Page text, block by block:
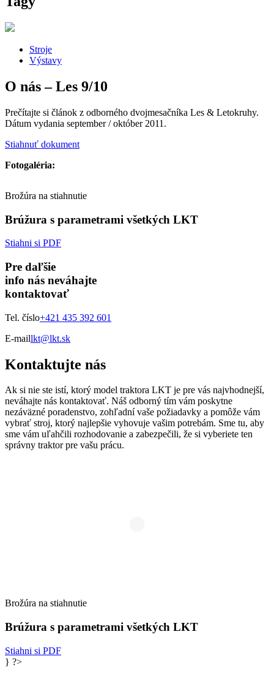
Stroje
Výstavy
O nás – Les 9/10
Prečítajte si článok z odborného dvojmesačníka Les & Letokruhy.
Dátum vydania september / október 2011.
Stiahnuť dokument
Fotogaléria:
Brožúra na stiahnutie
Brúžura s parametrami všetkých LKT
Stiahni si PDF
Pre daľšie
info nás neváhajte
kontaktovať
Tel. číslo+421 435 392 601
E-maillkt@lkt.sk
Kontaktujte nás
Ak si nie ste istí, ktorý model traktora LKT je pre vás najvhodnejší,
neváhajte nás kontaktovať. Náš odborný tím vám poskytne
nezáväzné poradenstvo, zohľadní vaše požiadavky a pomôže vám
vybrať stroj, ktorý najlepšie vyhovuje vašim potrebám. Sme tu, aby
sme vám uľahčili rozhodovanie a zabezpečili, že si vyberiete ten
správny traktor pre vašu prácu.
Brožúra na stiahnutie
Brúžura s parametrami všetkých LKT
Stiahni si PDF
} ?>